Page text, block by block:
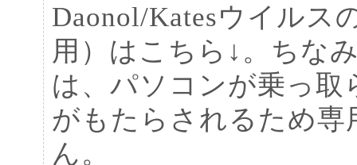
Daonol/Katesウイルス
用）はこちら↓。ちな
は、パソコンが乗っ
がもたらされるため
ん。